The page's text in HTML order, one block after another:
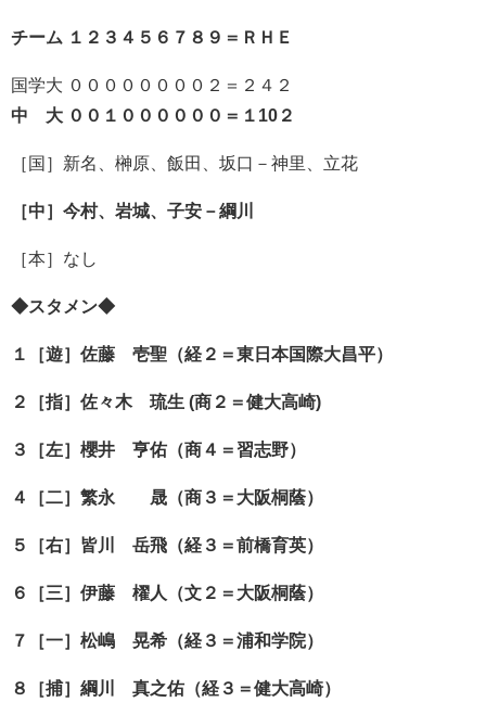
チーム １２３４５６７８９＝ＲＨＥ
国学大 ００００００００２＝２４２
中 大 ００１００００００＝１10２
［国］新名、榊原、飯田、坂口－神里、立花
［中］今村、岩城、子安－綱川
［本］なし
◆スタメン◆
１［遊］佐藤 壱聖（経２＝東日本国際大昌平）
２［指］佐々木 琉生 (商２＝健大高崎)
３［左］櫻井 亨佑（商４＝習志野）
４［二］繁永 晟（商３＝大阪桐蔭）
５［右］皆川 岳飛（経３＝前橋育英）
６［三］伊藤 櫂人（文２＝大阪桐蔭）
７［一］松嶋 晃希（経３＝浦和学院）
８［捕］綱川 真之佑（経３＝健大高崎）